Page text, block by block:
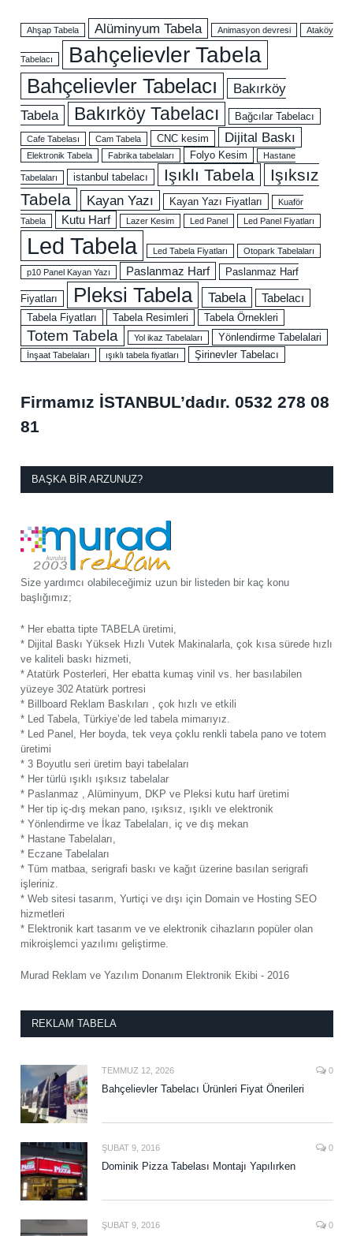
Ahşap Tabela Alüminyum Tabela Animasyon devresi Ataköy
Tabelacı Bahçelievler Tabela
Bahçelievler Tabelacı
Bakırköy
Tabela
Bakırköy Tabelacı Bağcılar Tabelacı
Cafe Tabelası Cam Tabela CNC kesim Dijital Baskı
Elektronik Tabela Fabrika tabelaları Folyo Kesim Hastane
Tabelaları istanbul tabelacı Işıklı Tabela
Işıksız
Tabela
Kayan Yazı Kayan Yazı Fiyatları
Kuaför
Tabela
Kutu Harf Lazer Kesim Led Panel Led Panel Fiyatları
Led Tabela Led Tabela Fiyatları Otopark Tabelaları
p10 Panel Kayan Yazı Paslanmaz Harf Paslanmaz Harf
Fiyatları Pleksi Tabela Tabela Tabelacı
Tabela Fiyatları Tabela Resimleri Tabela Örnekleri
Totem Tabela Yol ikaz Tabelaları Yönlendirme Tabelalari
İnşaat Tabelaları ışıklı tabela fiyatları Şirinevler Tabelacı
Firmamız İSTANBUL’dadır. 0532 278 08
81
BAŞKA BIR ARZUNUZ?
Size yardımcı olabileceğimiz uzun bir listeden bir kaç konu
başlığımız;
* Her ebatta tipte TABELA üretimi,
* Dijital Baskı Yüksek Hızlı Vutek Makinalarla, çok kısa sürede hızlı
ve kaliteli baskı hizmeti,
* Atatürk Posterleri, Her ebatta kumaş vinil vs. her basılabilen
yüzeye 302 Atatürk portresi
* Billboard Reklam Baskıları , çok hızlı ve etkili
* Led Tabela, Türkiye’de led tabela mimarıyız.
* Led Panel, Her boyda, tek veya çoklu renkli tabela pano ve totem
üretimi
* 3 Boyutlu seri üretim bayi tabelaları
* Her türlü ışıklı ışıksız tabelalar
* Paslanmaz , Alüminyum, DKP ve Pleksi kutu harf üretimi
* Her tip iç-dış mekan pano, ışıksız, ışıklı ve elektronik
* Yönlendirme ve İkaz Tabelaları, iç ve dış mekan
* Hastane Tabelaları,
* Eczane Tabelaları
* Tüm matbaa, serigrafi baskı ve kağıt üzerine basılan serigrafi
işleriniz.
* Web sitesi tasarım, Yurtiçi ve dışı için Domain ve Hosting SEO
hizmetleri
* Elektronik kart tasarım ve ve elektronik cihazların popüler olan
mikroişlemci yazılımı geliştirme.
Murad Reklam ve Yazılım Donanım Elektronik Ekibi - 2016
REKLAM TABELA
TEMMUZ 12, 2026 0
Bahçelievler Tabelacı Ürünleri Fiyat Önerileri
ŞUBAT 9, 2016 0
Dominik Pizza Tabelası Montajı Yapılırken
ŞUBAT 9, 2016 0